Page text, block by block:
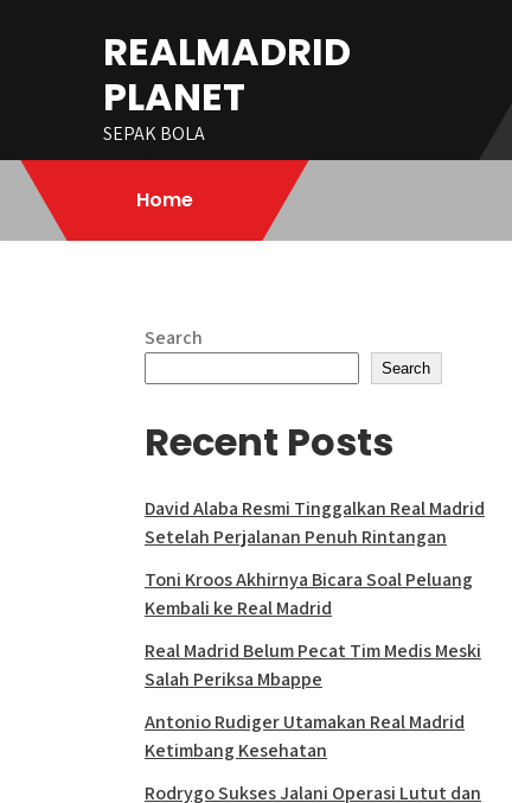
REALMADRID
PLANET
SEPAK BOLA
Home
Search
Search
Recent Posts
David Alaba Resmi Tinggalkan Real Madrid
Setelah Perjalanan Penuh Rintangan
Toni Kroos Akhirnya Bicara Soal Peluang
Kembali ke Real Madrid
Real Madrid Belum Pecat Tim Medis Meski
Salah Periksa Mbappe
Antonio Rudiger Utamakan Real Madrid
Ketimbang Kesehatan
Rodrygo Sukses Jalani Operasi Lutut dan